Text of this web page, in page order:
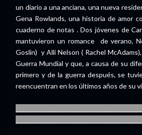
un diario a una anciana, una nueva
Gena Rowlands, una historia de amor
cuaderno de notas . Dos jóvenes de
mantuvieron un romance de verano,
Goslin) y Alli Nelson ( Rachel
Guerra Mundial y que, a causa de su
primero y de la guerra después, se
reencuentran en los últimos años de su